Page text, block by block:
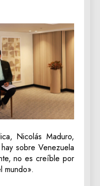
Nicolás Maduro,
sobre Venezuela
no es creíble por
mundo».